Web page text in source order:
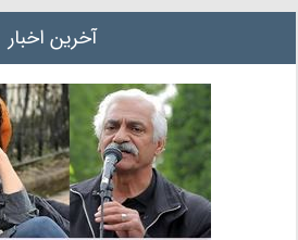
آخرین اخبار